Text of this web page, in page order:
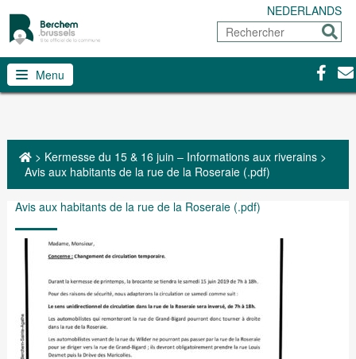
NEDERLANDS
Rechercher
Menu
> Kermesse du 15 & 16 juin – Informations aux riverains>
Avis aux habitants de la rue de la Roseraie (.pdf)
Avis aux habitants de la rue de la Roseraie (.pdf)